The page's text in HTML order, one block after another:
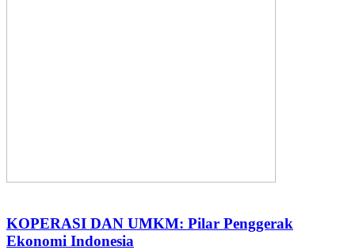
KOPERASI DAN UMKM: Pilar Penggerak
Ekonomi Indonesia